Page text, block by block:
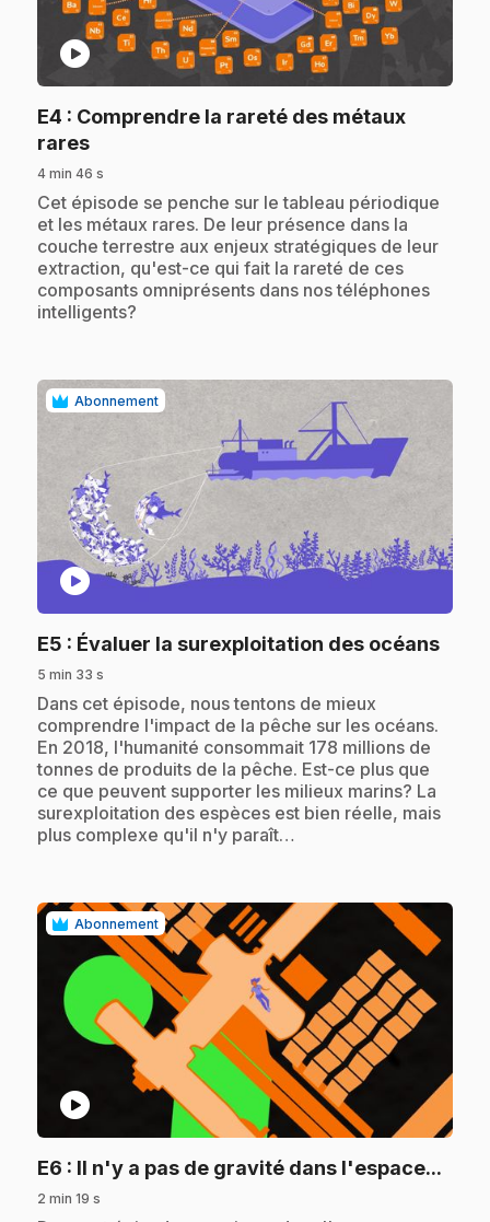
play_circle
E4 : Comprendre la rareté des métaux
rares.
4 min 46 s
.Cet épisode se penche sur le tableau périodique
et les métaux rares. De leur présence dans la
couche terrestre aux enjeux stratégiques de leur
extraction, qu'est-ce qui fait la rareté de ces
composants omniprésents dans nos téléphones
intelligents?
Abonnement
play_circle
E5 : Évaluer la surexploitation des océans.
5 min 33 s
.Dans cet épisode, nous tentons de mieux
comprendre l'impact de la pêche sur les océans.
En 2018, l'humanité consommait 178 millions de
tonnes de produits de la pêche. Est-ce plus que
ce que peuvent supporter les milieux marins? La
surexploitation des espèces est bien réelle, mais
plus complexe qu'il n'y paraît…
Abonnement
play_circle
E6 : Il n'y a pas de gravité dans l'espace...
2 min 19 s